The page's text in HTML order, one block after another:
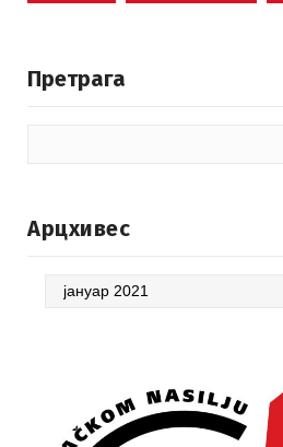
Претрага
Арцхивес
Арцхивес